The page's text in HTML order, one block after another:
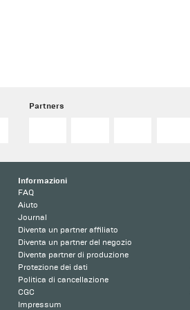
Partners
Informazioni
FAQ
Aiuto
Journal
Diventa un partner affiliato
Diventa un partner del negozio
Diventa partner di produzione
Protezione dei dati
Politica di cancellazione
CGC
Impressum